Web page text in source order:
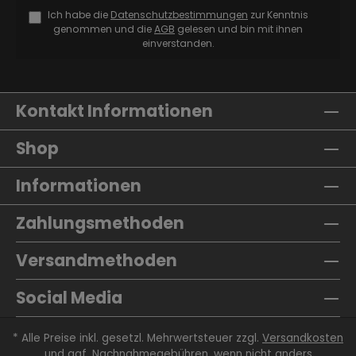
Ich habe die Datenschutzbestimmungen zur Kenntnis
genommen und dieAGB gelesen und bin mit ihnen
einverstanden.
Kontakt Informationen
Shop
Informationen
Zahlungsmethoden
Versandmethoden
Social Media
* Alle Preise inkl. gesetzl. Mehrwertsteuer zzgl. Versandkosten